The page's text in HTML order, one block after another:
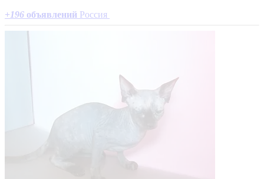
+196 объявлений Россия